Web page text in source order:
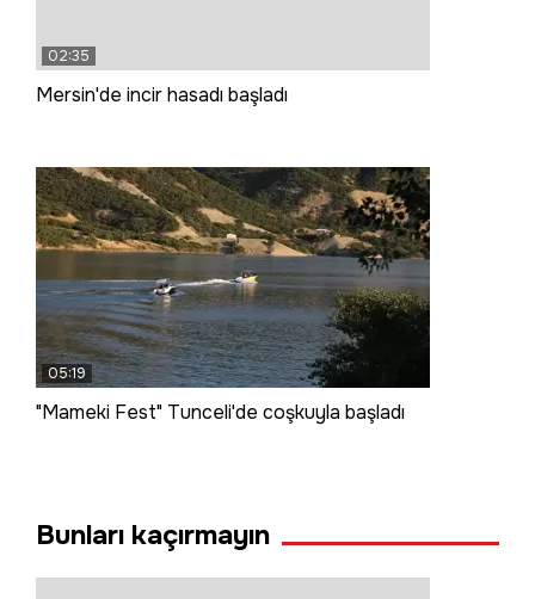
02:35
Mersin'de incir hasadı başladı
05:19
"Mameki Fest" Tunceli'de coşkuyla başladı
Bunları kaçırmayın